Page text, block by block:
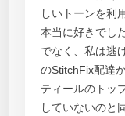
しいトーンを利
本当に好きでし
でなく、私は逃
のStitchFix配達
ティールのトッ
していないのと